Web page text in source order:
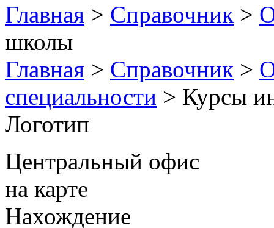
Главная > Справочник >
школы
Главная > Справочник >
специальности > Курсы
Логотип
Центральный офис
на карте
Нахождение